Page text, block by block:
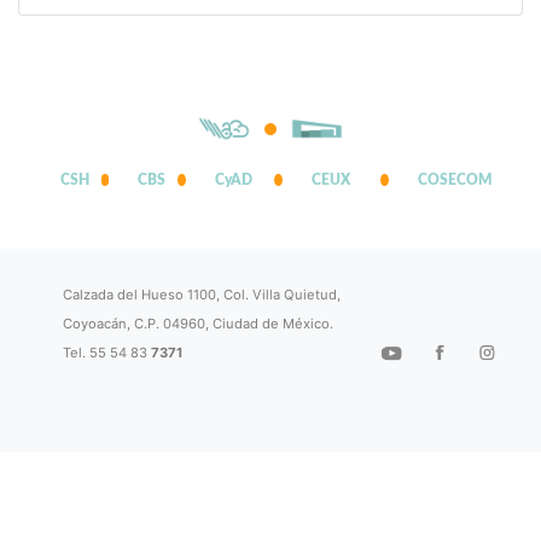
CSH CBS CyAD CEUX COSECOM
Calzada del Hueso 1100, Col. Villa Quietud,
Coyoacán, C.P. 04960, Ciudad de México.
Tel. 55 54 837371